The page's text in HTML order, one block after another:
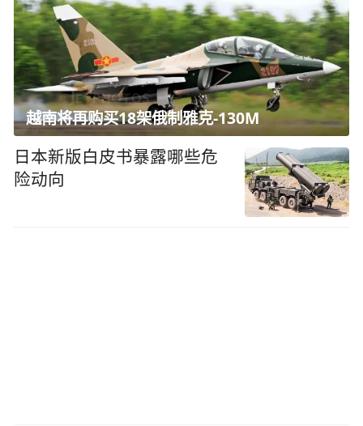
越南将再购买18架俄制雅克-130M
日本新版白皮书暴露哪些危
险动向